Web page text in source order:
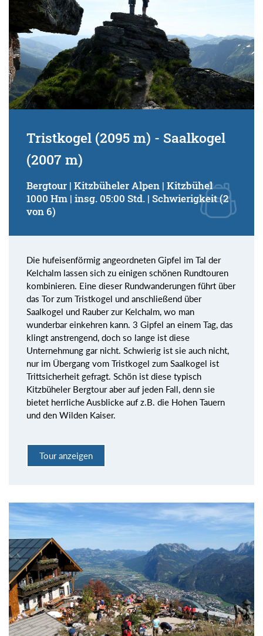
Tristkogel (2095 m) - Saalkogel
(2007 m)
Bergtour | Kitzbüheler Alpen | Kitzbühel
1000 Hm | insg. 05:00 Std. | Schwierigkeit (2
von 6)
Die hufeisenförmig angeordneten Gipfel im Tal der
Kelchalm lassen sich zu einigen schönen Rundtouren
kombinieren. Eine dieser Rundwanderungen führt über
das Tor zum Tristkogel und anschließend über
Saalkogel und Rauber zur Kelchalm, wo man
wunderbar einkehren kann. 3 Gipfel an einem Tag, das
klingt anstrengend, doch so lange ist diese
Unternehmung gar nicht. Schwierig ist sie auch nicht,
nur im Übergang vom Tristkogel zum Saalkogel ist
Trittsicherheit gefragt. Schön ist diese typisch
Kitzbüheler Bergtour aber auf jeden Fall, denn sie
bietet herrliche Ausblicke auf z.B. die Hohen Tauern
und den Wilden Kaiser.
Tour anzeigen